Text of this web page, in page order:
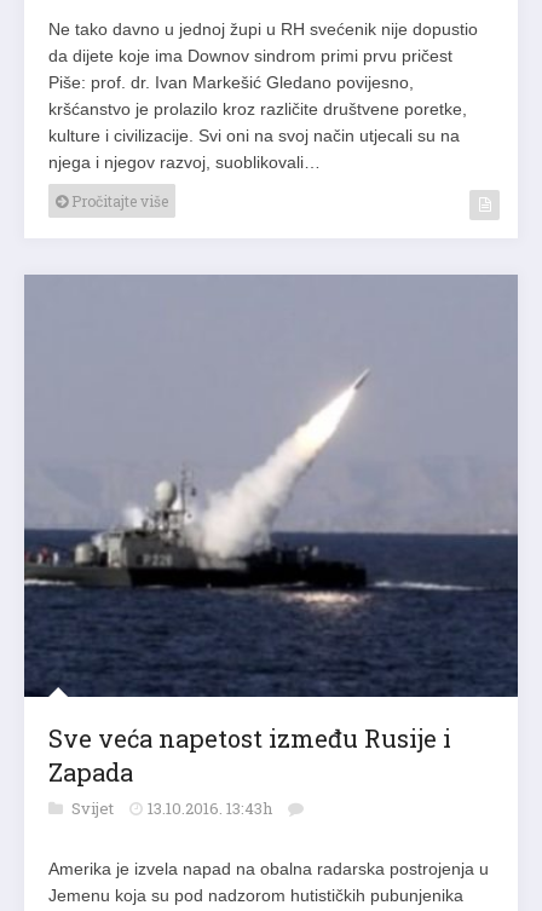
Ne tako davno u jednoj župi u RH svećenik nije dopustio
da dijete koje ima Downov sindrom primi prvu pričest
Piše: prof. dr. Ivan Markešić Gledano povijesno,
kršćanstvo je prolazilo kroz različite društvene poretke,
kulture i civilizacije. Svi oni na svoj način utjecali su na
njega i njegov razvoj, suoblikovali…
Pročitajte više
Sve veća napetost između Rusije i
Zapada
Svijet 13.10.2016. 13:43h
Amerika je izvela napad na obalna radarska postrojenja u
Jemenu koja su pod nadzorom hutističkih pubunjenika